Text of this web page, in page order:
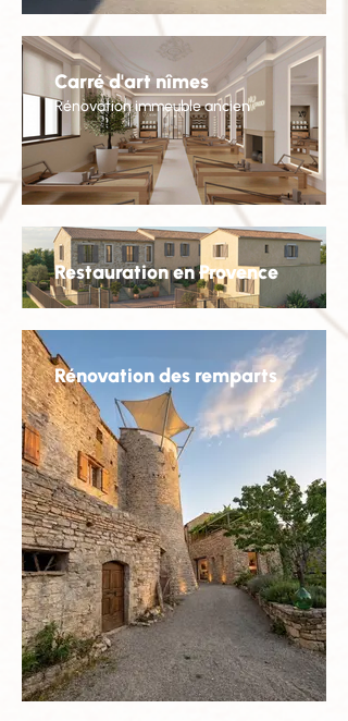
Carré d'art nîmes
Rénovation immeuble ancien
Restauration en Provence
Rénovation des remparts